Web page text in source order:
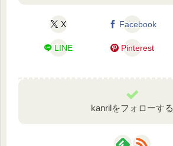
X Facebook
LINE Pinterest
kanrilをフォローする